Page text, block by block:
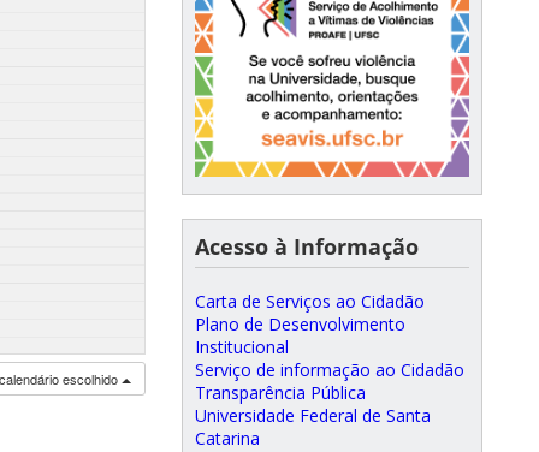
escolhido
Acesso à Informação
Carta de Serviços ao Cidadão
Plano de Desenvolvimento
Institucional
Serviço de informação ao Cidadão
Transparência Pública
Universidade Federal de Santa
Catarina